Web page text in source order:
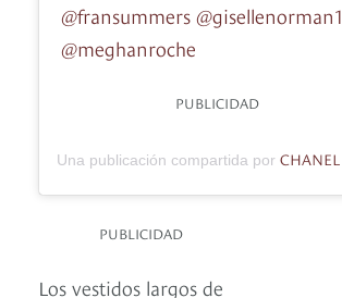
@fransummers @gisellenorman1
@meghanroche
PUBLICIDAD
Una publicación compartida por CHANEL
PUBLICIDAD
Los vestidos largos de